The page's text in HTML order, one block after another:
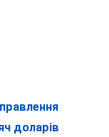
доларів